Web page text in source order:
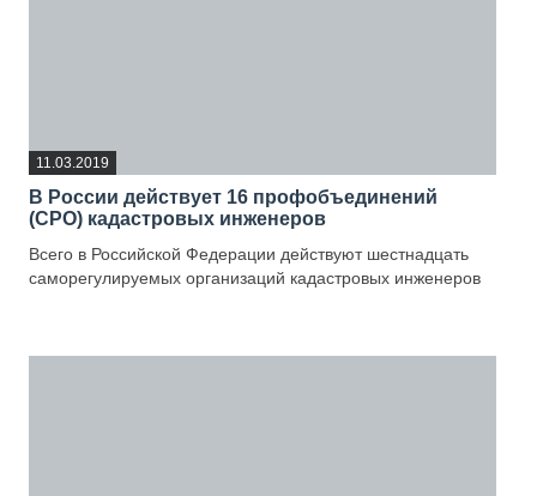
11.03.2019
В России действует 16 профобъединений
(СРО) кадастровых инженеров
Всего в Российской Федерации действуют шестнадцать
саморегулируемых организаций кадастровых инженеров